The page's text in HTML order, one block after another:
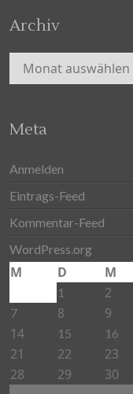
Archiv
Archiv
Meta
Anmelden
Eintrags-Feed
Kommentar-Feed
WordPress.org
M D M
1 2
7 8 9
14
15 16
21
22 23
28
29 30